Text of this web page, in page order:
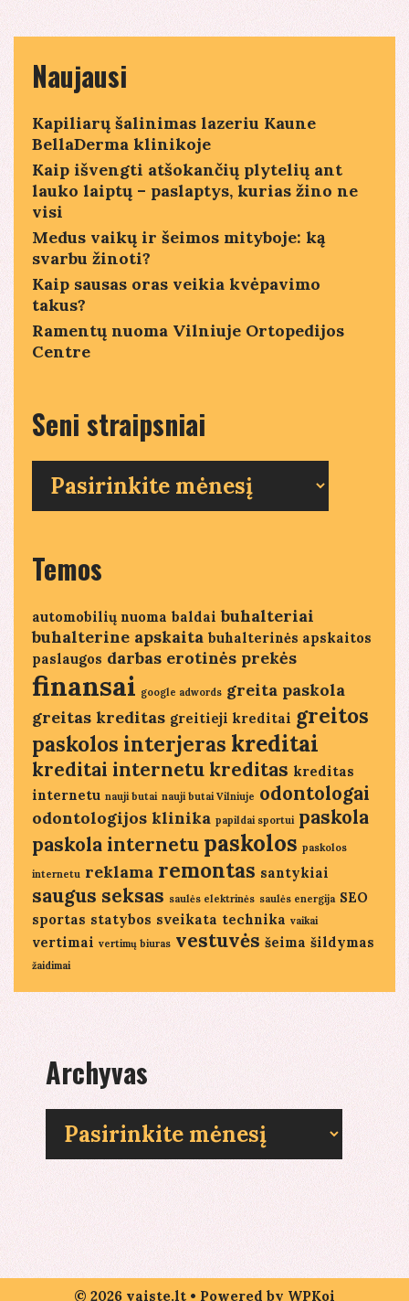
Naujausi
Kapiliarų šalinimas lazeriu Kaune
BellaDerma klinikoje
Kaip išvengti atšokančių plytelių ant
lauko laiptų – paslaptys, kurias žino ne
visi
Medus vaikų ir šeimos mityboje: ką
svarbu žinoti?
Kaip sausas oras veikia kvėpavimo
takus?
Ramentų nuoma Vilniuje Ortopedijos
Centre
Seni straipsniai
straipsniai
Temos
automobilių nuoma baldai buhalteriai
buhalterine apskaita buhalterinės apskaitos
paslaugos darbas erotinės prekės
finansai google adwords greita paskola
greitas kreditas greitieji kreditai greitos
paskolos interjeras kreditai
kreditai internetu kreditas kreditas
internetu nauji butai nauji butai Vilniuje odontologai
odontologijos klinika papildai sportui paskola
paskola internetu paskolos paskolos
internetu reklama remontas santykiai
saugus seksas saulės elektrinės saulės energija SEO
sportas statybos sveikata technika vaikai
vertimai vertimų biuras vestuvės šeima šildymas
žaidimai
Archyvas
© 2026 vaiste.lt • Powered by WPKoi